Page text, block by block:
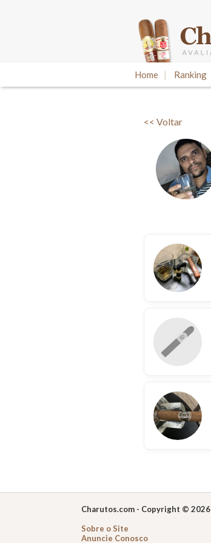
Home | Ranking
<< Voltar
Charutos.com - Copyright © 2026
Sobre o Site
Anuncie Conosco